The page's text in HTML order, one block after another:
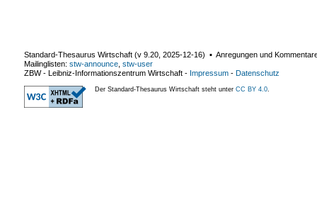
Standard-Thesaurus Wirtschaft (v 9.20 2025-12-16) ▪ Anregungen und
Mailinglisten: stw-announce stw-user
ZBW - Leibniz-Informationszentrum Wirtschaft - Impressum - Datenschutz
Der Standard-Thesaurus Wirtschaft steht unter CC BY 4.0